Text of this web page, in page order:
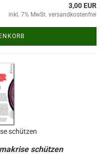
3,00 EUR
inkl. 7% MwSt. versandkostenfrei
schützen
schützen